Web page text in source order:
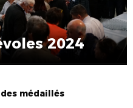
2024
médaillés